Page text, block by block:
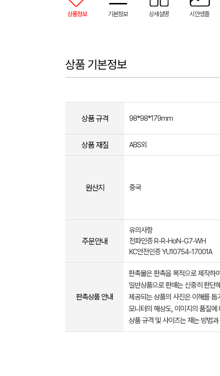
상품정보 기본정보 상세설명 시안샘플
상품 기본정보
상품 규격 98*98*179mm
상품 재질 ABS외
원산지 중국
주문안내
유의사항
전파인증 R-R-HoN-G7-WH
KC안전인증 YU10754-17001A
판촉상품 안내
판촉물은 판촉을 목적으로 제작하
일반상품으로 판매는 신중히 판단
제공되는 상품의 사진은 이해를
모니터의 해상도, 이미지의 품질
상품 규격 및 사이즈는 재는 방법